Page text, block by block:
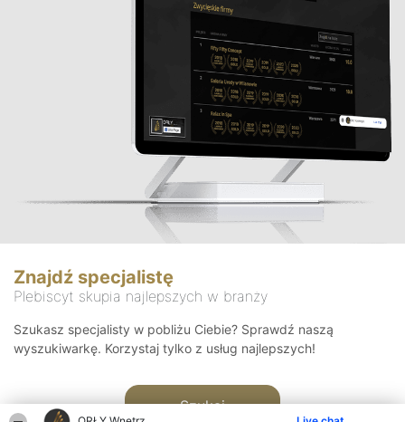
Znajdź specjalistę
Plebiscyt skupia najlepszych w branży
Szukasz specjalisty w pobliżu Ciebie? Sprawdź naszą
wyszukiwarkę. Korzystaj tylko z usług najlepszych!
Szukaj